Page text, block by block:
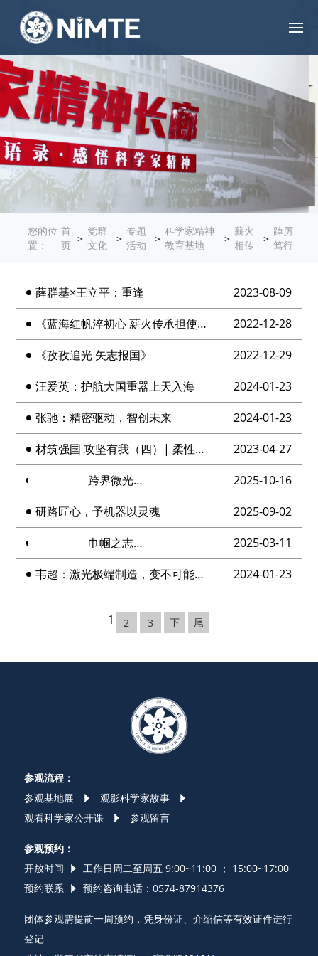
您的位
置：
首
页 >
党群
文化
>
专题
活动
>
科学家精神
教育基地
>
薪火
相传
>
踔厉
笃行
薛群基×王立平：重逢
2023-08-09
《蓝海红帆淬初心 薪火传承担使命》
2022-12-28
《孜孜追光 矢志报国》
2022-12-29
汪爱英：护航大国重器上天入海
2024-01-23
张驰：精密驱动，智创未来
2024-01-23
材筑强国 攻坚有我（四）| 柔性磁电功能材料与器件项目攻关突击队：锁定需求 刚柔并济 使命必达
2023-04-27
跨界微光：生物医药材料的科研星火
2025-10-16
研路匠心，予机器以灵魂
2025-09-02
巾帼之志点亮未来
2025-03-11
韦超：激光极端制造，变不可能为可能
2024-01-23
1 2 3 下 尾
参观流程：
参观基地展
观影科学家故事
观看科学家公开课
参观留言
参观预约：
开放时间
工作日周二至周五 9:00~11:00 ； 15:00~17:00
预约联系
预约咨询电话：0574-87914376
团体参观需提前一周预约，凭身份证、介绍信等有效证件进行
登记